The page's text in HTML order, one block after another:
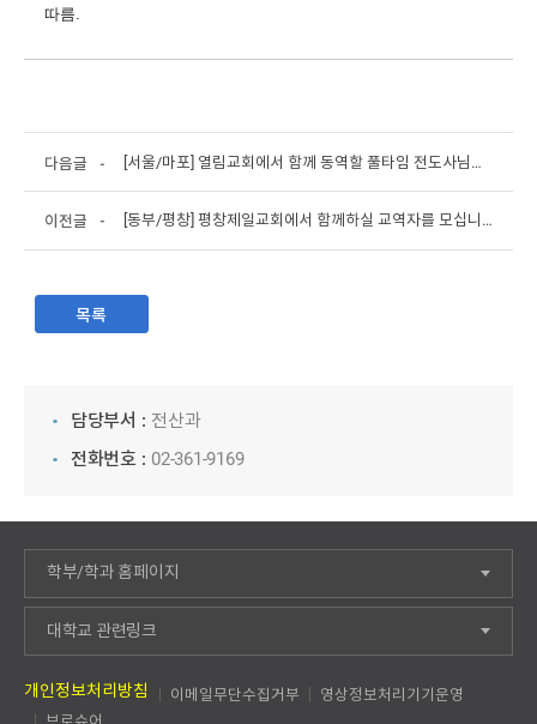
따름.
다음글 [서울/마포] 열림교회에서 함께 동역할 풀타임 전도사님을 모십니다.
이전글 [동부/평창] 평창제일교회에서 함께하실 교역자를 모십니다.
목록
담당부서 : 전산과
전화번호 : 02-361-9169
학부/학과 홈페이지
대학교 관련링크
개인정보처리방침 이메일무단수집거부
영상정보처리기기운영